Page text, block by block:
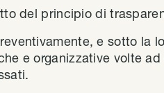
del principio di
e sotto la
e organizzative volte